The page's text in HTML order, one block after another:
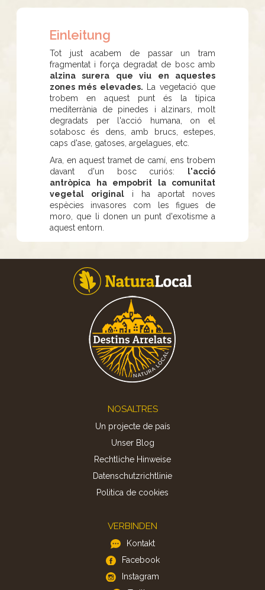
Einleitung
Tot just acabem de passar un tram
fragmentat i força degradat de bosc amb
alzina surera que viu en aquestes
zones més elevades. La vegetació que
trobem en aquest punt és la típica
mediterrània de pinedes i alzinars, molt
degradats per l'acció humana, on el
sotabosc és dens, amb brucs, estepes,
caps d'ase, gatoses, argelagues, etc.
Ara, en aquest tramet de camí, ens trobem
davant d'un bosc curiós:
l'acció
antròpica ha empobrit la comunitat
vegetal original i ha aportat noves
espècies invasores com les figues de
moro, que li donen un punt d'exotisme a
aquest entorn.
NOSALTRES
Un projecte de país
Unser Blog
Rechtliche Hinweise
Datenschutzrichtlinie
Politica de cookies
VERBINDEN
Kontakt
Facebook
Instagram